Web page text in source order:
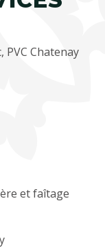
Chatenay
et faîtage